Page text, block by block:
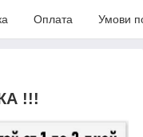
Оплата Умови
!!!